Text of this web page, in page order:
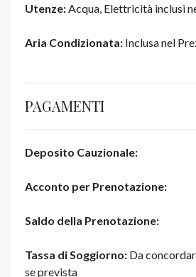
Utenze:Acqua, Elettricità inclusi
Aria Condizionata: Inclusa nel
PAGAMENTI
Deposito Cauzionale:
Acconto per Prenotazione:
Saldo della Prenotazione:
Tassa di Soggiorno: Da
se prevista